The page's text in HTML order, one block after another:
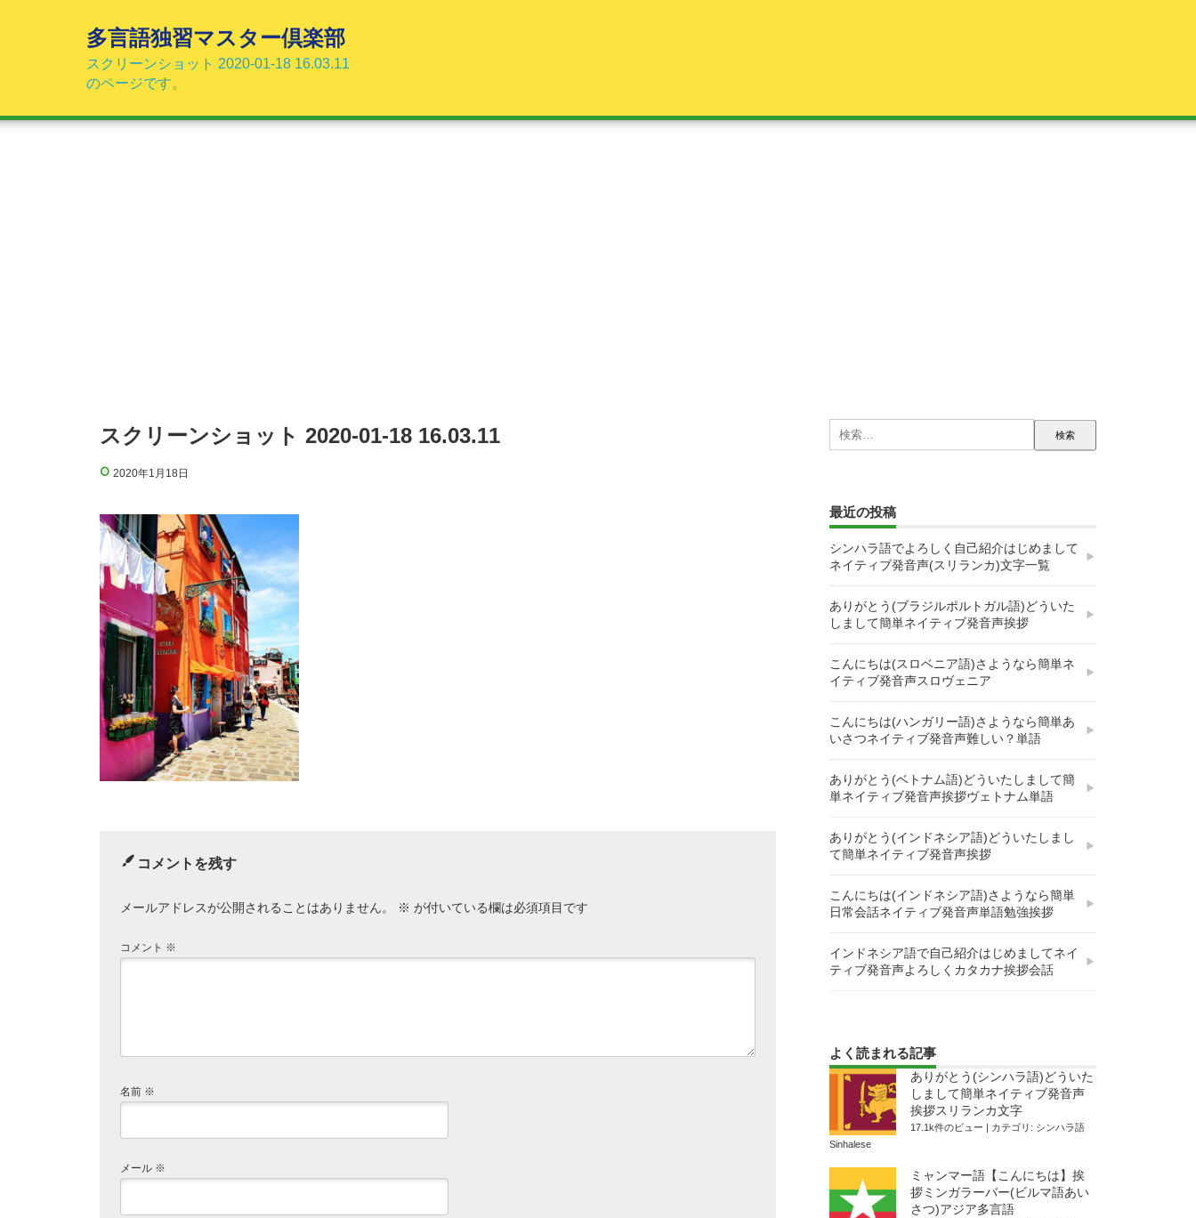
ス
多言語独習マスター倶楽部
スクリーンショット 2020-01-18 16.03.11
のページです。
スクリーンショット 2020-01-18 16.03.11
2020年1月18日
コメントを残す
メールアドレスが公開されることはありません。 ※ が付いている欄は必須項目です
コメント ※
名前 ※
メール ※
索:
最近の投稿
シンハラ語でよろしく自己紹介はじめまして
ネイティブ発音声(スリランカ)文字一覧
ありがとう(ブラジルポルトガル語)どういた
しまして簡単ネイティブ発音声挨拶
こんにちは(スロベニア語)さようなら簡単ネ
イティブ発音声スロヴェニア
こんにちは(ハンガリー語)さようなら簡単あ
いさつネイティブ発音声難しい？単語
ありがとう(ベトナム語)どういたしまして簡
単ネイティブ発音声挨拶ヴェトナム単語
ありがとう(インドネシア語)どういたしまし
て簡単ネイティブ発音声挨拶
こんにちは(インドネシア語)さようなら簡単
日常会話ネイティブ発音声単語勉強挨拶
インドネシア語で自己紹介はじめましてネイ
ティブ発音声よろしくカタカナ挨拶会話
よく読まれる記事
ありがとう(シンハラ語)どういた
しまして簡単ネイティブ発音声
挨拶スリランカ文字
17.1k件のビュー カテゴリ: シンハラ語
Sinhalese
ミャンマー語【こんにちは】挨
拶ミンガラーバー(ビルマ語あい
さつ)アジア多言語